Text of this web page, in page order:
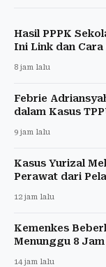
Hasil PPPK
Ini Link dan Cara
8 jam lalu
Febrie
dalam Kasus
9 jam lalu
Kasus Yurizal
Perawat dari
12 jam lalu
Kemenkes
Menunggu 8 Jam
14 jam lalu